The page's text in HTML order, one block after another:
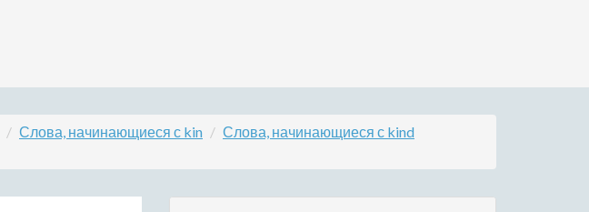
Слова, начинающиеся с kin
Слова, начинающиеся с kind